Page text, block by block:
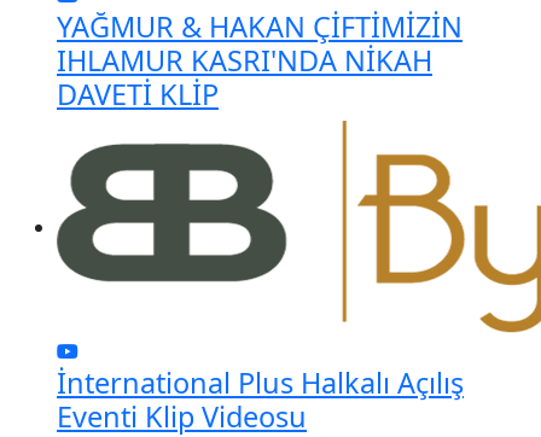
YAĞMUR & HAKAN ÇİFTİMİZİN
IHLAMUR KASRI'NDA NİKAH
DAVETİ KLİP
İnternational Plus Halkalı Açılış
Eventi Klip Videosu